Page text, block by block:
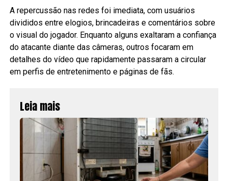
A repercussão nas redes foi imediata, com usuários
divididos entre elogios, brincadeiras e comentários sobre
o visual do jogador. Enquanto alguns exaltaram a confiança
do atacante diante das câmeras, outros focaram em
detalhes do vídeo que rapidamente passaram a circular
em perfis de entretenimento e páginas de fãs.
Leia mais